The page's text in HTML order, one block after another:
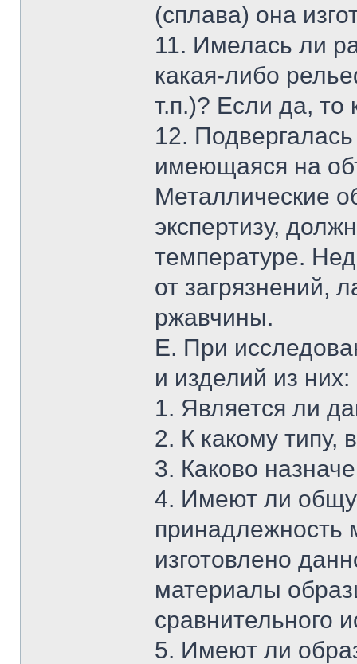
(сплава) она
11. Имелась ли
какая-либо
т.п.)? Если да, то
12.
имеющаяся на
Металлические
экспертизу,
температуре.
от загрязнений,
ржавчины.
Е. При
и изделий из них:
1. Является ли
2. К какому типу,
3. Каково
4. Имеют ли
принадлежность
изготовлено
материалы
сравнительного
5. Имеют ли